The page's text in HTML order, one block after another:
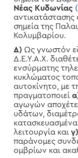
Νέας Κυδωνίας
σημεία της
Κολυμβαρίου.
Δ) Ως γνωστόν
Δ.Ε.Υ.Α.Χ.
ενσύρματης
κυκλώματος
αυτοκίνητο, με
πραγματοποιεί
αγωγών
υδάτων,
κατασκευασμένα
λειτουργία και γ)
παράνομες
ομβρίων και